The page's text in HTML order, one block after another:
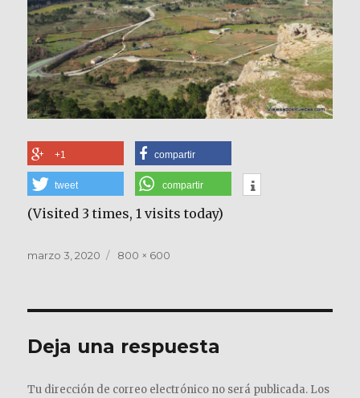
+1 compartir
tweet compartir
(Visited 3 times, 1 visits today)
Publicado
marzo 3, 2020
Tamaño
800 × 600
Deja una respuesta
Tu dirección de correo electrónico no será publicada. Los